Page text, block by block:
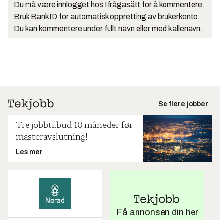
Du må være innlogget hos Ifrågasätt for å kommentere.
Bruk BankID for automatisk oppretting av brukerkonto.
Du kan kommentere under fullt navn eller med kallenavn.
Se flere jobber
Tre jobbtilbud 10 måneder før
masteravslutning!
Les mer
Få annonsen din her